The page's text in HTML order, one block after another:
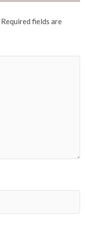
Required fields are